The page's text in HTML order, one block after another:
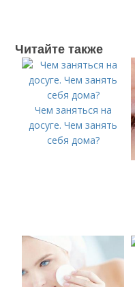
Читайте также
Чем заняться на
досуге. Чем занять
себя дома?